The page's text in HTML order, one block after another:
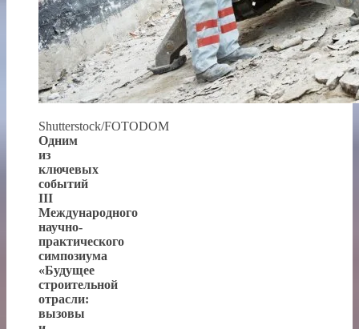
Shutterstock/FOTODOM
Одним
из
ключевых
событий
III
Международного
научно-
практического
симпозиума
«Будущее
строительной
отрасли:
вызовы